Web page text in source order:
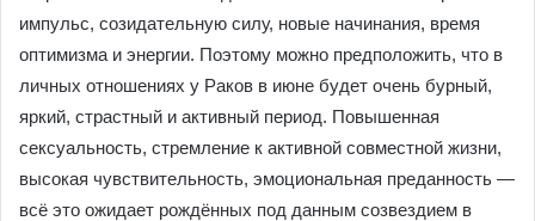
импульс, созидательную силу, новые начинания, время
оптимизма и энергии. Поэтому можно предположить, что в
личных отношениях у Раков в июне будет очень бурный,
яркий, страстный и активный период. Повышенная
сексуальность, стремление к активной совместной жизни,
высокая чувствительность, эмоциональная преданность —
всё это ожидает рождённых под данным созвездием в